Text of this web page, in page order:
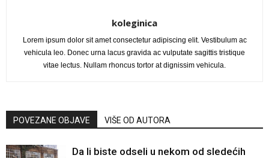
koleginica
Lorem ipsum dolor sit amet consectetur adipiscing elit. Vestibulum ac
vehicula leo. Donec urna lacus gravida ac vulputate sagittis tristique
vitae lectus. Nullam rhoncus tortor at dignissim vehicula.
POVEZANE OBJAVE VIŠE OD AUTORA
Da li biste odseli u nekom od sledećih